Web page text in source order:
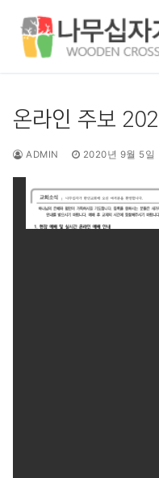
온라인 주보
ADMIN 2020년 9월 5일